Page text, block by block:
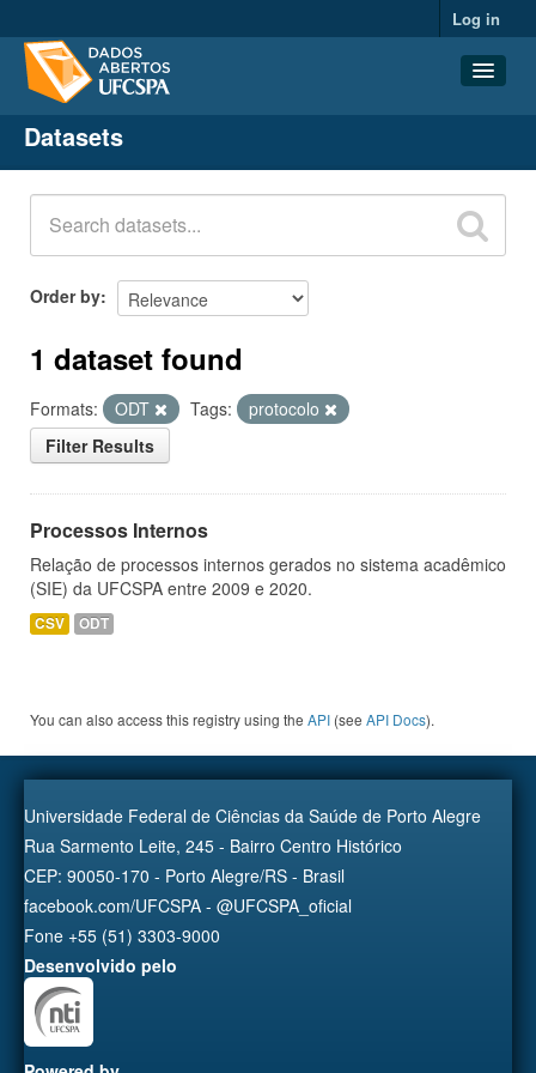
Log in
Datasets
Organizations
Groups
About
Datasets
Order by
1 dataset found
Formats: ODT Tags:
protocolo
Filter Results
Processos Internos
Relação de processos internos gerados no sistema acadêmico
(SIE) da UFCSPA entre 2009 e 2020.
CSV ODT
You can also access this registry using the API (see API Docs).
Universidade Federal de Ciências da Saúde de Porto Alegre
Rua Sarmento Leite, 245 - Bairro Centro Histórico
CEP: 90050-170 - Porto Alegre/RS - Brasil
facebook.com/UFCSPA - @UFCSPA_oficial
Fone +55 (51) 3303-9000
Desenvolvido pelo